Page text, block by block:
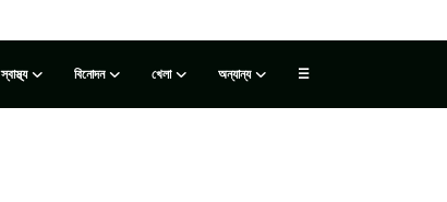
স্বাস্থ্য বিনোদন খেলা অন্যান্য ☰